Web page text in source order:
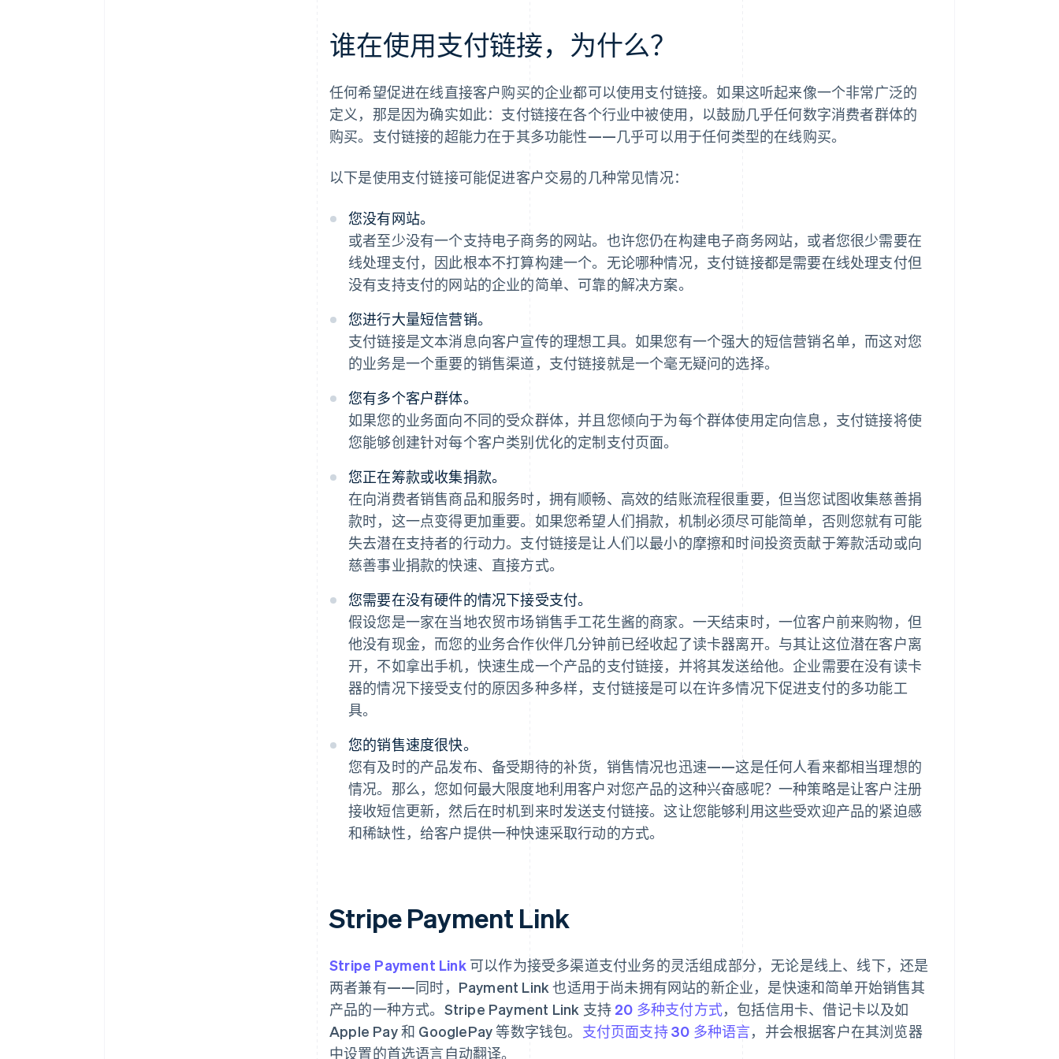
谁在使用支付链接，为什么？
任何希望促进在线直接客户购买的企业都可以使用支付链接。如果这听起来像一个非常广泛的
定义，那是因为确实如此：支付链接在各个行业中被使用，以鼓励几乎任何数字消费者群体的
购买。支付链接的超能力在于其多功能性——几乎可以用于任何类型的在线购买。
以下是使用支付链接可能促进客户交易的几种常见情况：
您没有网站。
或者至少没有一个支持电子商务的网站。也许您仍在构建电子商务网站，或者您很少需要在
线处理支付，因此根本不打算构建一个。无论哪种情况，支付链接都是需要在线处理支付但
没有支持支付的网站的企业的简单、可靠的解决方案。
您进行大量短信营销。
支付链接是文本消息向客户宣传的理想工具。如果您有一个强大的短信营销名单，而这对您
的业务是一个重要的销售渠道，支付链接就是一个毫无疑问的选择。
您有多个客户群体。
如果您的业务面向不同的受众群体，并且您倾向于为每个群体使用定向信息，支付链接将使
您能够创建针对每个客户类别优化的定制支付页面。
您正在筹款或收集捐款。
在向消费者销售商品和服务时，拥有顺畅、高效的结账流程很重要，但当您试图收集慈善捐
款时，这一点变得更加重要。如果您希望人们捐款，机制必须尽可能简单，否则您就有可能
失去潜在支持者的行动力。支付链接是让人们以最小的摩擦和时间投资贡献于筹款活动或向
慈善事业捐款的快速、直接方式。
您需要在没有硬件的情况下接受支付。
假设您是一家在当地农贸市场销售手工花生酱的商家。一天结束时，一位客户前来购物，但
他没有现金，而您的业务合作伙伴几分钟前已经收起了读卡器离开。与其让这位潜在客户离
开，不如拿出手机，快速生成一个产品的支付链接，并将其发送给他。企业需要在没有读卡
器的情况下接受支付的原因多种多样，支付链接是可以在许多情况下促进支付的多功能工
具。
您的销售速度很快。
您有及时的产品发布、备受期待的补货，销售情况也迅速——这是任何人看来都相当理想的
情况。那么，您如何最大限度地利用客户对您产品的这种兴奋感呢？一种策略是让客户注册
接收短信更新，然后在时机到来时发送支付链接。这让您能够利用这些受欢迎产品的紧迫感
和稀缺性，给客户提供一种快速采取行动的方式。
Stripe Payment Link
Stripe Payment Link可以作为接受多渠道支付业务的灵活组成部分，无论是线上、线下，还是
两者兼有——同时，Payment Link 也适用于尚未拥有网站的新企业，是快速和简单开始销售其
产品的一种方式。Stripe Payment Link 支持 20 多种支付方式，包括信用卡、借记卡以及如
Apple Pay 和 GooglePay 等数字钱包。 支付页面支持 30 多种语言，并会根据客户在其浏览器
中设置的首选语言自动翻译。